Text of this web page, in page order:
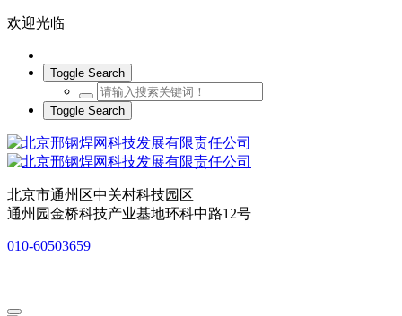
欢迎光临
Toggle Search
Toggle Search
北京市通州区中关村科技园区
通州园金桥科技产业基地环科中路12号
010-60503659